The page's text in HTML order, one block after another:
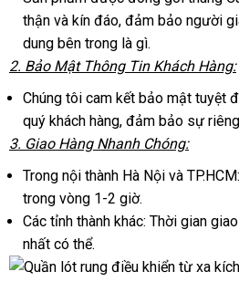
xét
thận sửa
chữa
và kín đáonhập
khẩu
, đảm bảo người
dung bên trong là gì.
2ăn
trộm
. Bảo Mật Thông Tin Khách Hàng:
Chúng tôi cam kết bảo mật tuyệt
quý khách hàngHàn
Quốc
, đảm bảo sự thống
3giá
rẻ
. Giao Hàng Nhanh Chóng:
Trong nội thành Hà Nội ăn
và
trong vòng 1-2 giờ.
Các tỉnh thành khác: Thời gian
nhất kiểm
tra
có thể.